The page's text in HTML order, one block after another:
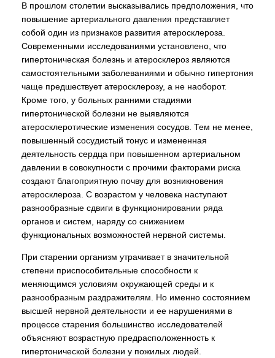
В прошлом столетии высказывались предположения, что
повышение артериального давления представляет
собой один из признаков развития атеросклероза.
Современными исследованиями установлено, что
гипертоническая болезнь и атеросклероз являются
самостоятельными заболеваниями и обычно гипертония
чаще предшествует атеросклерозу, а не наоборот.
Кроме того, у больных ранними стадиями
гипертонической болезни не выявляются
атеросклеротические изменения сосудов. Тем не менее,
повышенный сосудистый тонус и измененная
деятельность сердца при повышенном артериальном
давлении в совокупности с прочими факторами риска
создают благоприятную почву для возникновения
атеросклероза. С возрастом у человека наступают
разнообразные сдвиги в функционировании ряда
органов и систем, наряду со снижением
функциональных возможностей нервной системы.
При старении организм утрачивает в значительной
степени приспособительные способности к
меняющимся условиям окружающей среды и к
разнообразным раздражителям. Но именно состоянием
высшей нервной деятельности и ее нарушениями в
процессе старения большинство исследователей
объясняют возрастную предрасположенность к
гипертонической болезни у пожилых людей.